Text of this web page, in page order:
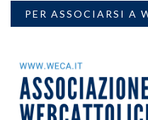
PER ASSOCIARSI A